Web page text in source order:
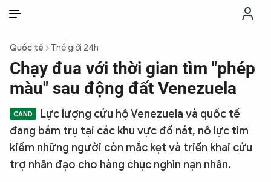
THỜI SỰ
CHỐNG DIỄN BIẾN HÒA BÌNH
CÔNG AN TRONG LÒNG DÂN
XÃ HỘI
Quốc tế Thế giới 24h
Chạy đua với thời gian tìm "phép
màu" sau động đất Venezuela
Lực lượng cứu hộ Venezuela và quốc tế
đang bám trụ tại các khu vực đổ nát, nỗ lực tìm
kiếm những người còn mắc kẹt và triển khai cứu
trợ nhân đạo cho hàng chục nghìn nạn nhân.